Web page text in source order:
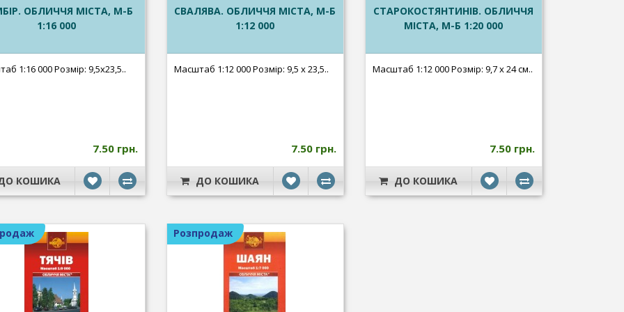
ОБЛИЧЧЯ МІСТА, М-Б
1:16 000
1:16 000 Розмір: 9,5х23,5..
7.50 грн.
КОШИКА
СВАЛЯВА. ОБЛИЧЧЯ МІСТА, М-Б
1:12 000
Масштаб 1:12 000 Розмір: 9,5 х 23,5..
7.50 грн.
ДО КОШИКА
СТАРОКОСТЯНТИНІВ. ОБЛИЧЧЯ
МІСТА, М-Б 1:20 000
Масштаб 1:12 000 Розмір: 9,7 х 24 см..
7.50 грн.
ДО КОШИКА
Розпродаж